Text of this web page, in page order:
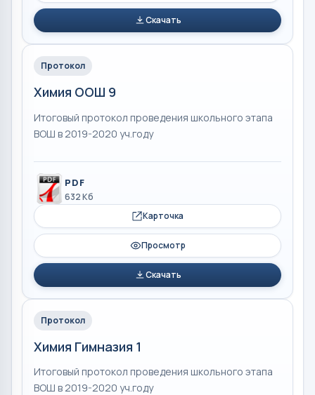
Скачать
Протокол
Химия ООШ 9
Итоговый протокол проведения школьного этапа
ВОШ в 2019-2020 уч.году
PDF
632 Кб
Карточка
Просмотр
Скачать
Протокол
Химия Гимназия 1
Итоговый протокол проведения школьного этапа
ВОШ в 2019-2020 уч.году